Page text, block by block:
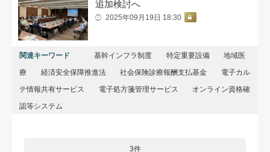
追加検討へ
2025年09月19日 18:30
関連キーワード 基幹インフラ制度 特定重要設備
地域医
療
経済安全保障推進法 社会保険診療報酬支払基金
電子カル
テ情報共有サービス
電子処方箋管理サービス
オンライン資格確
認等システム
3件